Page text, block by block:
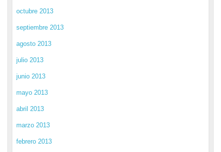
octubre 2013
septiembre 2013
agosto 2013
julio 2013
junio 2013
mayo 2013
abril 2013
marzo 2013
febrero 2013